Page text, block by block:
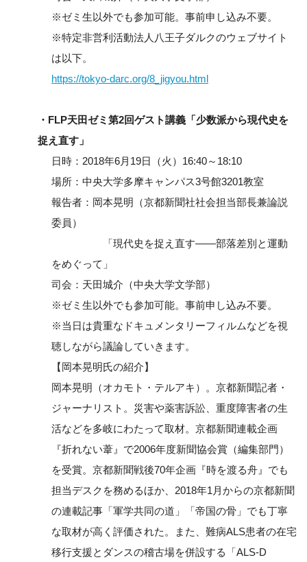
※ゼミ生以外でも参加可能。事前申し込み不要。
※特定非営利活動法人八王子ダルクのウェブサイト
は以下。
https://tokyo-darc.org/8_jigyou.html
・FLP天田ゼミ第2回ゲスト講義「少数派から現代史を
捉え直す」
日時：2018年6月19日（火）16:40～18:10
場所：中央大学多摩キャンパス3号館3201教室
報告者：岡本晃明（京都新聞社社会担当部長兼論説
委員）
「現代史を捉え直す――部落差別と運動
をめぐって」
司会：天田城介（中央大学文学部）
※ゼミ生以外でも参加可能。事前申し込み不要。
※当日は貴重なドキュメンタリーフィルムなどを視
聴しながら議論していきます。
【岡本晃明氏の紹介】
岡本晃明（オカモト・テルアキ）。京都新聞記者・
ジャーナリスト。災害や薬害訴訟、重度障害者の生
活などを多岐にわたって取材。京都新聞連載企画
『折れない葦』で2006年度新聞協会賞（編集部門）
を受賞。京都新聞戦後70年企画『時を渡る舟』でも
担当デスクを務めるほか、2018年1月からの京都新聞
の連載記事「軍学共同の道」「帝国の骨」でも丁寧
な取材が高く評価された。また、難病ALS患者の在宅
移行支援とダンスの稽古場を併設する「ALS-D